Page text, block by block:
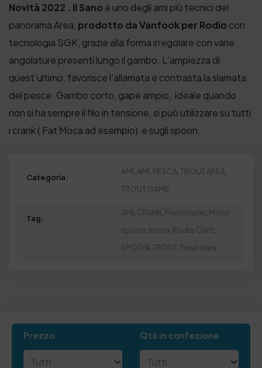
5
0
€
Novità 2022 . Il Sano è uno degli ami più tecnici del
panorama Area, prodotto da Vanfook per Rodio con
tecnologia SGK, grazie alla forma irregolare con varie
angolature presenti lungo il gambo. L’ampiezza di
quest’ultimo, favorisce l’allamata e contrasta la slamata
del pesce. Gambo corto, gape ampio, ideale quando
non si ha sempre il filo in tensione, si può utilizzare su tutti
i crank ( Fat Moca ad esempio) e sugli spoon.
Categoria:
AMI AMI PESCA, TROUT AREA,
TROUT GAME
Tag:
AMI CRANK FreshWater, Micro
spoon moca Rodio Craft
SPOON TROUT, Trout Area
Prezzo Qtà in confezione